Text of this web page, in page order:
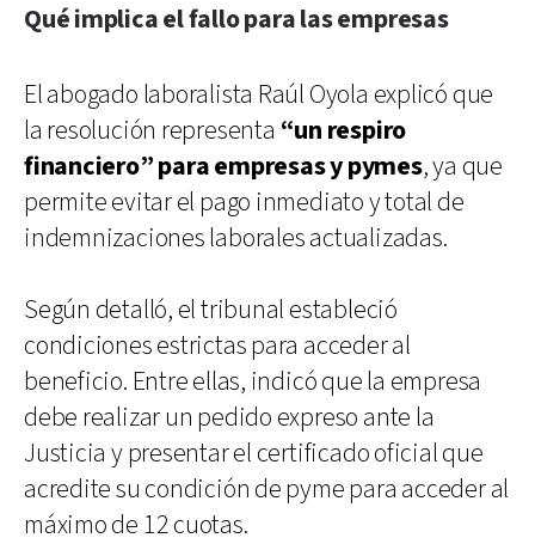
Qué implica el fallo para las empresas
El abogado laboralista Raúl Oyola explicó que
la resolución representa “un respiro
financiero” para empresas y pymes, ya que
permite evitar el pago inmediato y total de
indemnizaciones laborales actualizadas.
Según detalló, el tribunal estableció
condiciones estrictas para acceder al
beneficio. Entre ellas, indicó que la empresa
debe realizar un pedido expreso ante la
Justicia y presentar el certificado oficial que
acredite su condición de pyme para acceder al
máximo de 12 cuotas.